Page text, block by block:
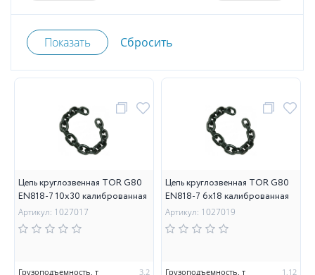
Цепь круглозвенная TOR G80
EN818-7 10х30 калиброванная
Артикул: 1027017
Грузоподъемность, т 3,2
Цепь круглозвенная TOR G80
EN818-7 6х18 калиброванная
Артикул: 1027019
Грузоподъемность, т 1,12